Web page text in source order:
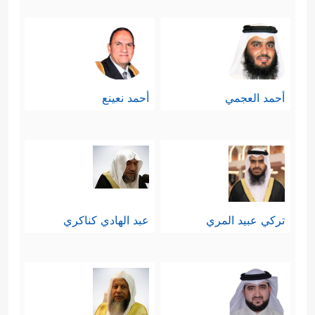
فِی ٱلۡأَرۡضِ ثُمَّ یُخۡرِجُ بِهِۦ زَرۡعࣰا مُّخۡتَلِفًا أَلۡوَ ٰ⁠نُهُۥ ثُمَّ یَهِیجُ
فَتَرَىٰهُ مُصۡفَرࣰّا ثُمَّ یَجۡعَلُهُۥ حُطَـٰمًاۚ إِنَّ فِی ذَ ٰ⁠لِكَ لَذِكۡرَىٰ
لِأُوْلِی ٱلۡأَلۡبَـٰبِ﴾
في داخِلِه، والتي تشهَدُ بالتوحيد الخالص
كلّما انقشَعَت غشاوة الظلمة، وانخلَعَت
قشرة الغفلة
﴿۞ وَإِذَا مَسَّ ٱلۡإِنسَـٰنَ ضُرࣱّ دَعَا
یَدۡعُوۤاْ إِلَیۡهِ مِن قَبۡلُ﴾
ومن هنا كان التحذيرُ من قساوَة القلب
أحمد العجمي أحمد نعينع
تركي عبيد المري عبد الهادي كناكري